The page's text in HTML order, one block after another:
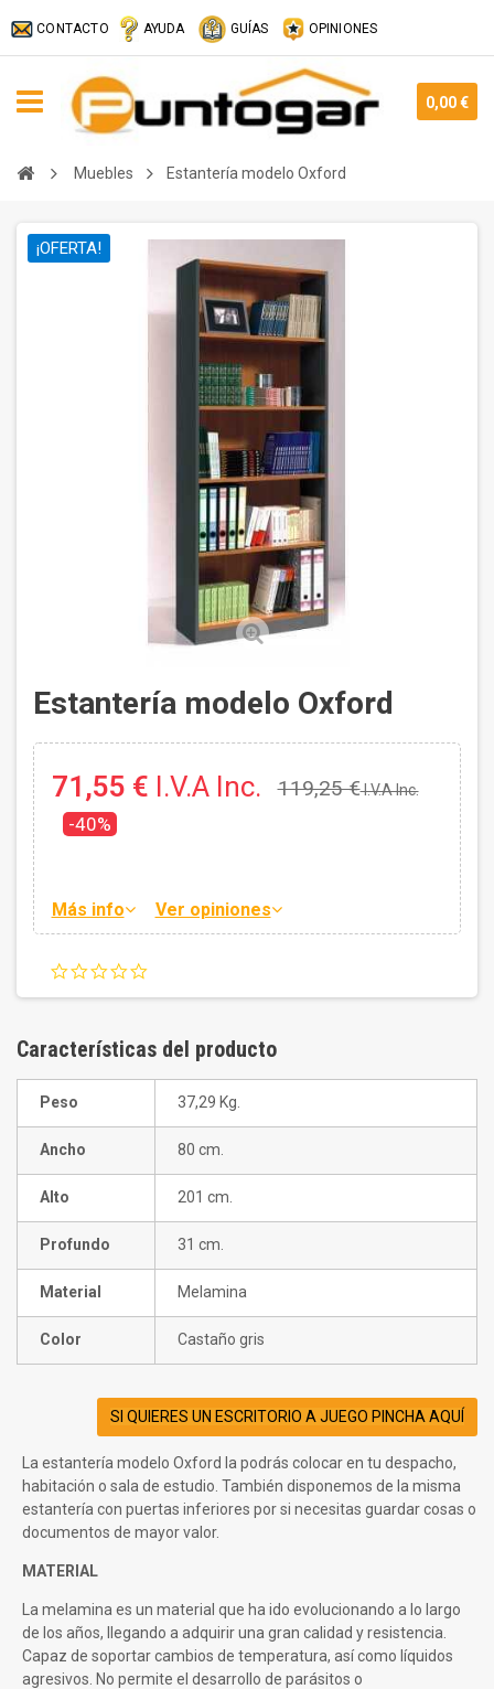
CONTACTO AYUDA GUÍAS OPINIONES
0,00 €
Muebles Estantería modelo Oxford
¡OFERTA!
Estantería modelo Oxford
71,55 € I.V.A Inc. 119,25 €I.V.A Inc.
-40%
Más info Ver opiniones
Características del producto
Peso 37,29 Kg.
Ancho 80 cm.
Alto 201 cm.
Profundo 31 cm.
Material Melamina
Color Castaño gris
SI QUIERES UN ESCRITORIO A JUEGO PINCHA AQUÍ
La estantería modelo Oxford la podrás colocar en tu despacho,
habitación o sala de estudio. También disponemos de la misma
estantería con puertas inferiores por si necesitas guardar cosas o
documentos de mayor valor.
MATERIAL
La melamina es un material que ha ido evolucionando a lo largo
de los años, llegando a adquirir una gran calidad y resistencia.
Capaz de soportar cambios de temperatura, así como líquidos
agresivos. No permite el desarrollo de parásitos o